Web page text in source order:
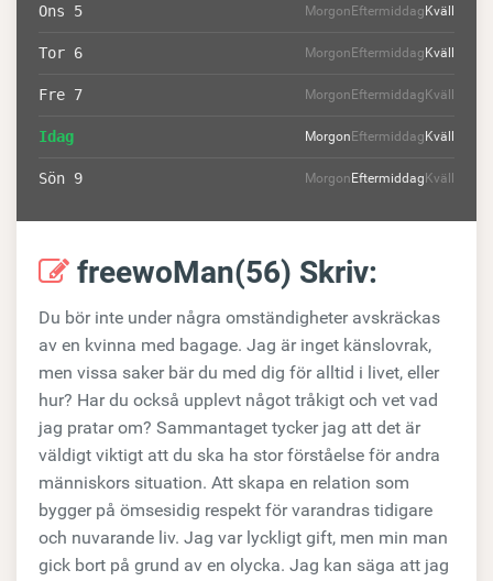
Ons 5 MorgonEftermiddagKväll
Tor 6 MorgonEftermiddagKväll
Fre 7 MorgonEftermiddagKväll
Idag MorgonEftermiddagKväll
Sön 9 MorgonEftermiddagKväll
freewoMan(56) Skriv:
Du bör inte under några omständigheter avskräckas
av en kvinna med bagage. Jag är inget känslovrak,
men vissa saker bär du med dig för alltid i livet, eller
hur? Har du också upplevt något tråkigt och vet vad
jag pratar om? Sammantaget tycker jag att det är
väldigt viktigt att du ska ha stor förståelse för andra
människors situation. Att skapa en relation som
bygger på ömsesidig respekt för varandras tidigare
och nuvarande liv. Jag var lyckligt gift, men min man
gick bort på grund av en olycka. Jag kan säga att jag